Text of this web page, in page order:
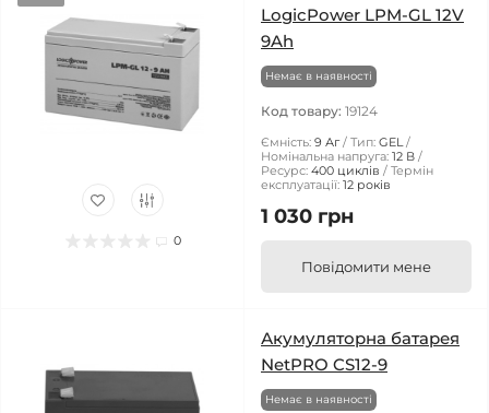
0
LogicPower LPM-GL 12V
9Ah
Немає в наявності
Код товару: 19124
Ємність: 9 Аг Тип: GEL
Номінальна напруга: 12 В
Ресурс: 400 циклів
Термін
експлуатації: 12 років
1 030 грн
Повідомити мене
Акумуляторна батарея
NetPRO CS12-9
Немає в наявності